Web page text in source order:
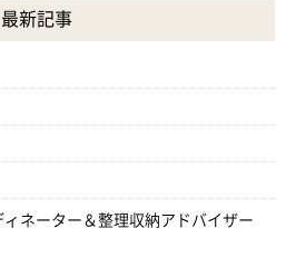
最新記事
ネーター＆整理収納アドバイザー